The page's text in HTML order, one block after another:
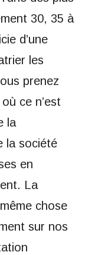
30, 35 à
d’une
les
prenez
ce n’est
la
la société
en
La
chose
sur nos